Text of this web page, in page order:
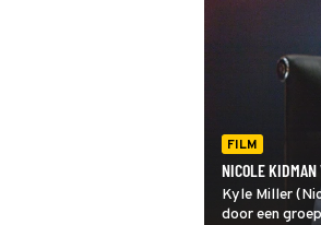
FILM
NICOLE KIDMAN
Kyle Miller
door een